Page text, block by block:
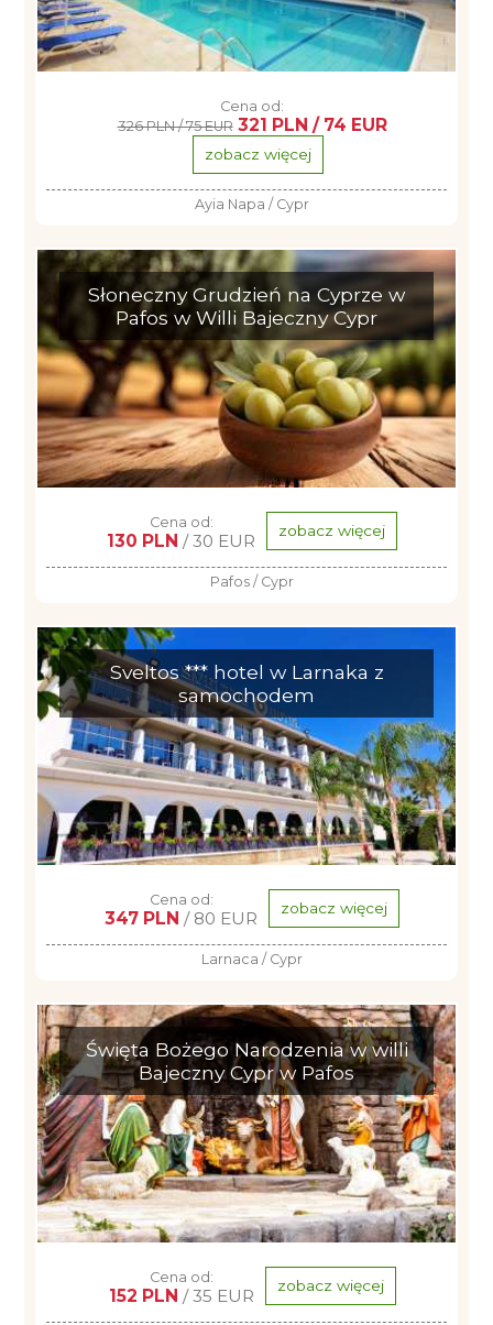
Cena od:
326 PLN / 75 EUR 321 PLN / 74 EUR
zobacz więcej
Ayia Napa / Cypr
Słoneczny Grudzień na Cyprze w
Pafos w Willi Bajeczny Cypr
Cena od:
130 PLN / 30 EUR zobacz więcej
Pafos / Cypr
Sveltos *** hotel w Larnaka z
samochodem
Cena od:
347 PLN / 80 EUR zobacz więcej
Larnaca / Cypr
Święta Bożego Narodzenia w willi
Bajeczny Cypr w Pafos
Cena od:
152 PLN / 35 EUR zobacz więcej